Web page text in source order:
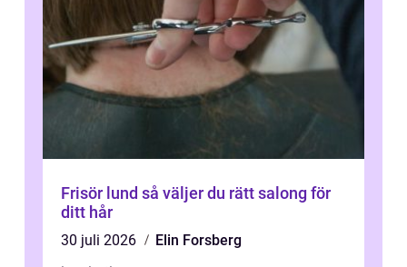
Frisör lund så väljer du rätt salong för
ditt hår
30 juli 2026
Elin Forsberg